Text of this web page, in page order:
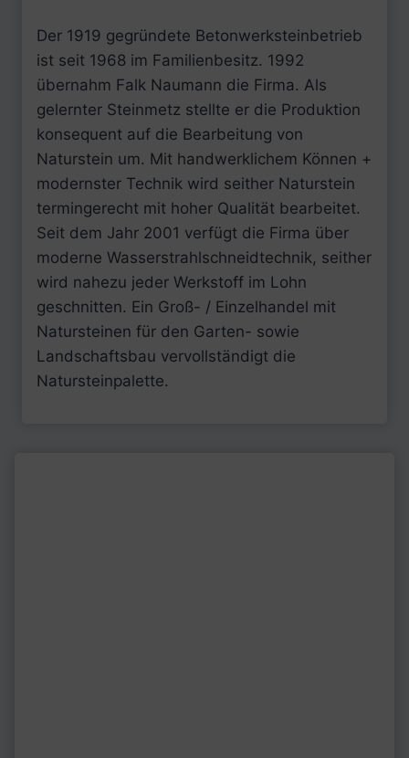
Der 1919 gegründete Betonwerksteinbetrieb
ist seit 1968 im Familienbesitz. 1992
übernahm Falk Naumann die Firma. Als
gelernter Steinmetz stellte er die Produktion
konsequent auf die Bearbeitung von
Naturstein um. Mit handwerklichem Können +
modernster Technik wird seither Naturstein
termingerecht mit hoher Qualität bearbeitet.
Seit dem Jahr 2001 verfügt die Firma über
moderne Wasserstrahlschneidtechnik, seither
wird nahezu jeder Werkstoff im Lohn
geschnitten. Ein Groß- / Einzelhandel mit
Natursteinen für den Garten- sowie
Landschaftsbau vervollständigt die
Natursteinpalette.